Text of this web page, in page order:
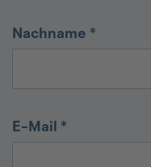
Nachname *
E-Mail *